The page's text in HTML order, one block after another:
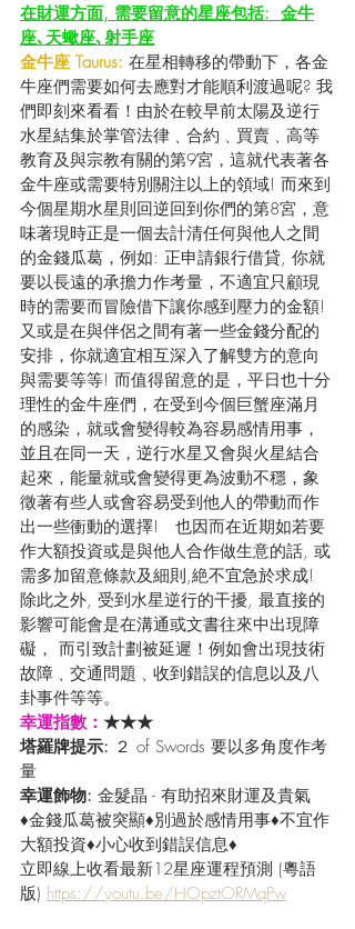
在財運方面, 需要留意的星座包括:  金牛
座､天蠍座､射手座
金牛座 Taurus: 在星相轉移的帶動下，各金
牛座們需要如何去應對才能順利渡過呢? 我
們即刻來看看！由於在較早前太陽及逆行
水星結集於掌管法律﹑合約﹑買賣﹑高等
教育及與宗教有關的第9宮，這就代表著各
金牛座或需要特別關注以上的領域! 而來到
今個星期水星則回逆回到你們的第8宮，意
味著現時正是一個去計清任何與他人之間
的金錢瓜葛，例如: 正申請銀行借貸, 你就
要以長遠的承擔力作考量，不適宜只顧現
時的需要而冒險借下讓你感到壓力的金額!
又或是在與伴侶之間有著一些金錢分配的
安排，你就適宜相互深入了解雙方的意向
與需要等等! 而值得留意的是，平日也十分
理性的金牛座們，在受到今個巨蟹座滿月
的感染，就或會變得較為容易感情用事，
並且在同一天，逆行水星又會與火星結合
起來，能量就或會變得更為波動不穩，象
徵著有些人或會容易受到他人的帶動而作
出一些衝動的選擇!   也因而在近期如若要
作大額投資或是與他人合作做生意的話, 或
需多加留意條款及細則,絶不宜急於求成!
除此之外, 受到水星逆行的干擾, 最直接的
影響可能會是在溝通或文書往來中出現障
礙， 而引致計劃被延遲！例如會出現技術
故障﹑交通問題﹑收到錯誤的信息以及八
卦事件等等。
幸運指數： ★★★
塔羅牌提示: ２ of Swords 要以多角度作考
量
幸運飾物: 金髮晶 - 有助招來財運及貴氣
♦金錢瓜葛被突顯♦別過於感情用事♦不宜作
大額投資♦小心收到錯誤信息♦
立即線上收看最新12星座運程預測 (粵語
版) https://youtu.be/HOpztORMqPw